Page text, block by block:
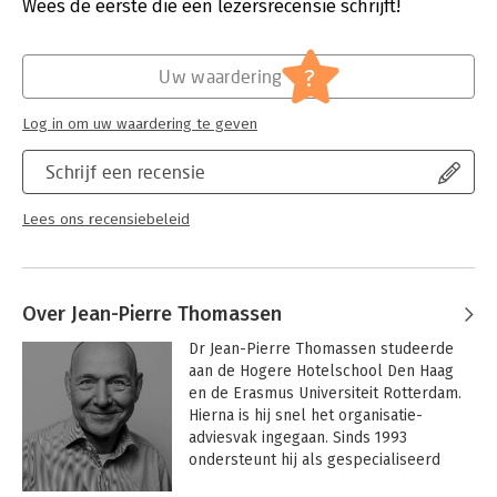
Gezondheidsrecht
Wees de eerste die een lezersrecensie schrijft!
Schrijf een recensie
Lees ons recensiebeleid
Uw waardering ?
Log in om uw waardering te geven
Over Jean-Pierre Thomassen
Dr Jean-Pierre Thomassen studeerde
aan de Hogere Hotelschool Den Haag
en de Erasmus Universiteit Rotterdam.
Hierna is hij snel het organisatie-
adviesvak ingegaan. Sinds 1993
ondersteunt hij als gespecialiseerd